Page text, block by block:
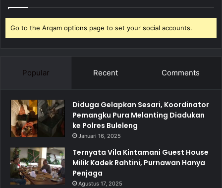
Go to the Arqam options page to set your social accounts.
Popular Recent Comments
Diduga Gelapkan Sesari, Koordinator
Pemangku Pura Melanting Diadukan
ke Polres Buleleng
Januari 16, 2025
Ternyata Vila Kintamani Guest House
Milik Kadek Rahtini, Purnawan Hanya
Penjaga
Agustus 17, 2025